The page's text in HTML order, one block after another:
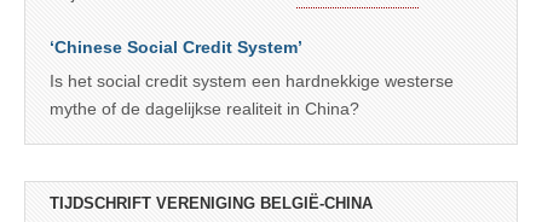
‘Chinese Social Credit System’
Is het social credit system een hardnekkige westerse
mythe of de dagelijkse realiteit in China?
TIJDSCHRIFT VERENIGING BELGIË-CHINA